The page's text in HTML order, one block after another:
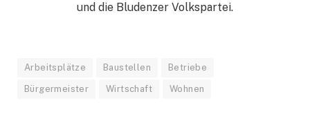
und die Bludenzer Volkspartei.
Arbeitsplätze Baustellen Betriebe
Bürgermeister Wirtschaft Wohnen